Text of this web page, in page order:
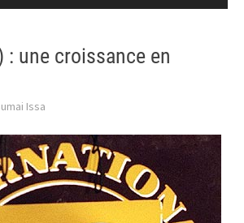
: une croissance en
Issa